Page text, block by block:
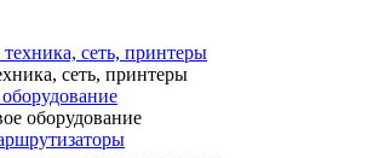
cеть, принтеры
cеть, принтеры
оборудование